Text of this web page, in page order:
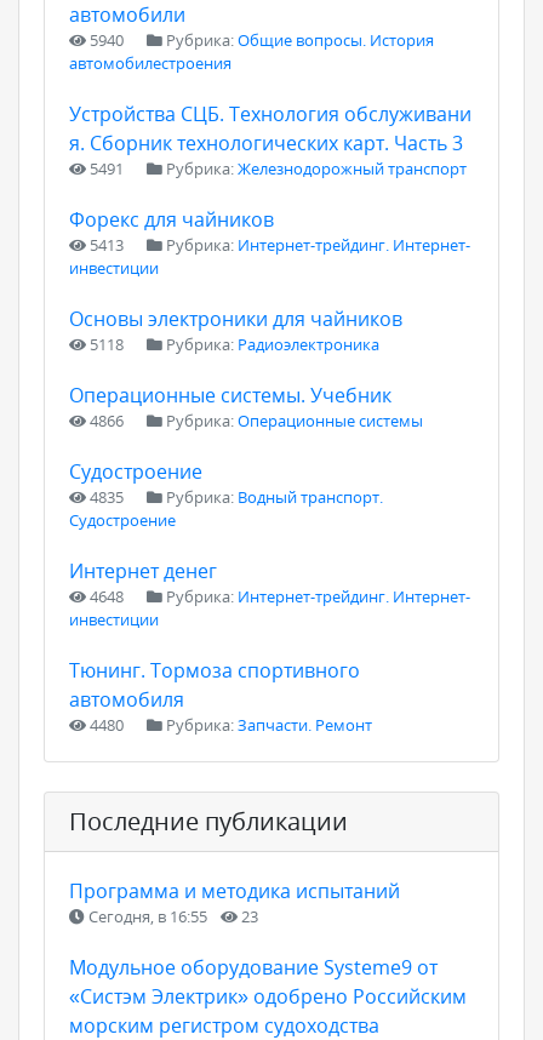
автомобили
5940 Рубрика:Общие вопросы. История
автомобилестроения
Устройства СЦБ. Технология обслуживани
я. Сборник технологических карт. Часть 3
5491 Рубрика:Железнодорожный транспорт
Форекс для чайников
5413 Рубрика: Интернет-трейдинг. Интернет-
инвестиции
Основы электроники для чайников
5118 Рубрика: Радиоэлектроника
Операционные системы. Учебник
4866 Рубрика:Операционные системы
Судостроение
4835 Рубрика: Водный транспорт.
Судостроение
Интернет денег
4648 Рубрика: Интернет-трейдинг. Интернет-
инвестиции
Тюнинг. Тормоза спортивного
автомобиля
4480 Рубрика:Запчасти. Ремонт
Последние публикации
Программа и методика испытаний
Сегодня, в 16:55 23
Модульное оборудование Systeme9 от
«Систэм Электрик» одобрено Российским
морским регистром судоходства